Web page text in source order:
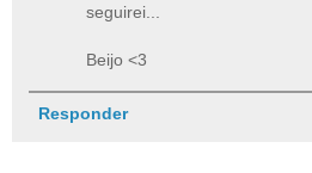
seguirei...
Beijo <3
Responder